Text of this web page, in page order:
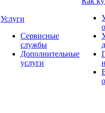
Услуги
Сервисные
службы
Дополнительные
услуги